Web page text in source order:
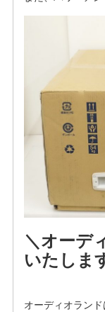
＼オーデ
いたしま
オーディオランド